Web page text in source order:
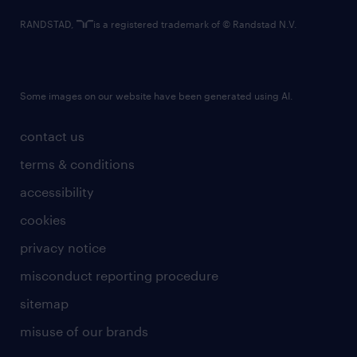
contact us
terms & conditions
accessibility
cookies
privacy notice
misconduct reporting procedure
sitemap
misuse of our brands
RANDSTAD, is a registered trademark of © Randstad N.V.
Some images on our website have been generated using AI.